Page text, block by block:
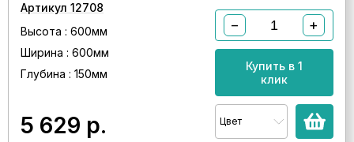
Артикул 12708
Высота : 600мм
Ширина : 600мм
Глубина : 150мм
5 629 р.
− +
Купить в 1
клик
Цвет